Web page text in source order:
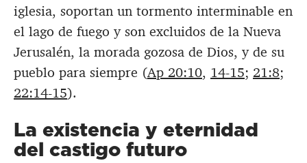
iglesia, soportan un tormento interminable en
el lago de fuego y son excluidos de la Nueva
Jerusalén, la morada gozosa de Dios, y de su
pueblo para siempre (Ap 20:10, 14-15; 21:8;
22:14-15).
La existencia y eternidad
del castigo futuro